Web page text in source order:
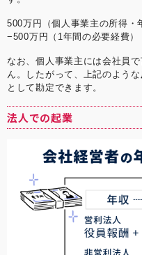
500万円（個人事業主の所得・
−500万円（1年間の必要経費）
なお、個人事業主には会社員
ん。したがって、上記のような
として勘定できます。
法人での起業